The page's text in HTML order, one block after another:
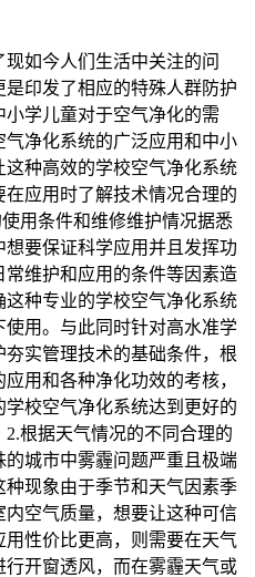
如今人们生活中关注的问
印发了相应的特殊人群防护
学儿童对于空气净化的需
净化系统的广泛应用和中小
种高效的学校空气净化系统
应用时了解技术情况合理的
用条件和维修维护情况据悉
要保证科学应用并且发挥功
维护和应用的条件等因素造
种专业的学校空气净化系统
用。与此同时针对高水准学
实管理技术的基础条件，根
用和各种净化功效的考核，
校空气净化系统达到更好的
根据天气情况的不同合理的
城市中雾霾问题严重且极端
现象由于季节和天气因素季
空气质量，想要让这种可信
性价比更高，则需要在天气
行开窗透风，而在雾霾天气或